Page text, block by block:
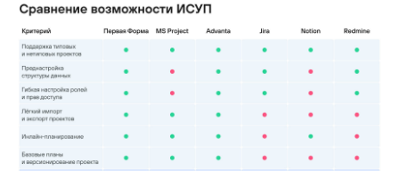
и цели автоматизации.
Покажем реальные кейсы
на демо-площадках.
Ответим на все вопросы.
для enterprise-компаний